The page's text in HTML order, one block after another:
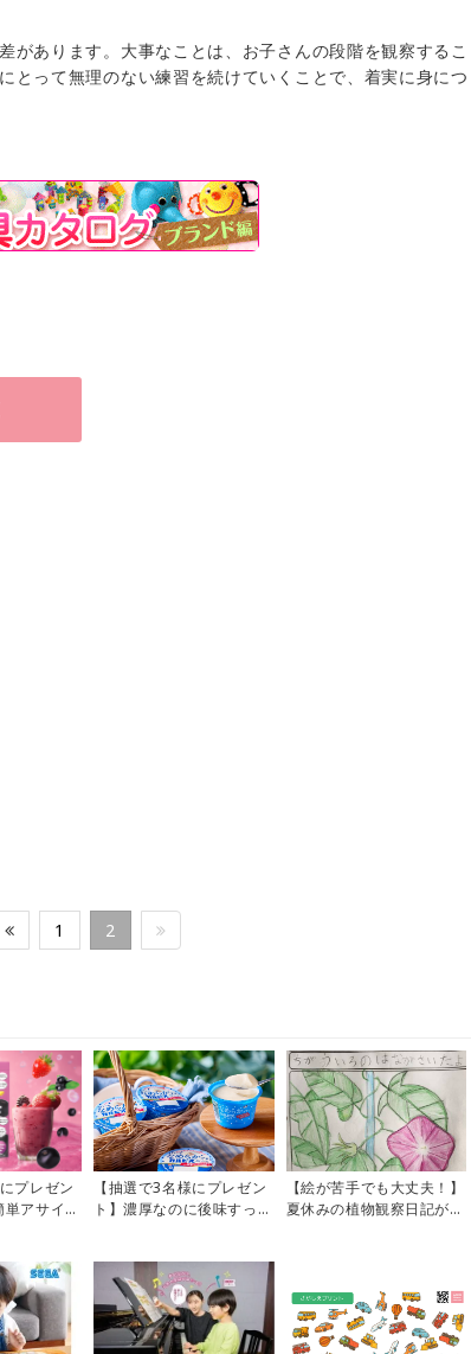
があります。大事なことは、お子さんの段階を観察するこ
とって無理のない練習を続けていくことで、着実に身につ
1 2
プレゼン
アサイー
【抽選で3名様にプレゼン
ト】濃厚なのに後味すっき
【絵が苦手でも大丈夫！】
夏休みの植物観察日記が上